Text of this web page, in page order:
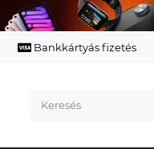
Bankkártyás fizetés